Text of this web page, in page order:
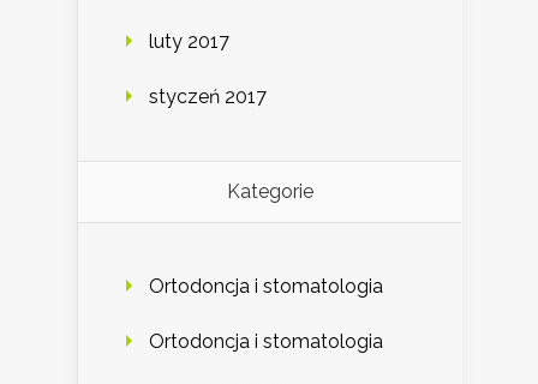
luty 2017
styczeń 2017
Kategorie
Ortodoncja i stomatologia
Ortodoncja i stomatologia